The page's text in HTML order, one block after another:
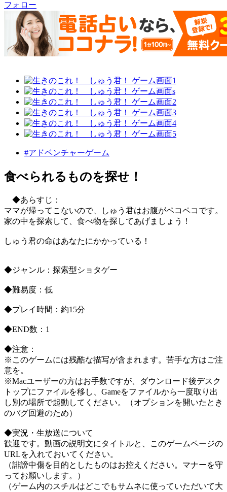
フォロー
#アドベンチャーゲーム
食べられるものを探せ！
◆あらすじ：
ママが帰ってこないので、しゅう君はお腹がペコペコです。
家の中を探索して、食べ物を探してあげましょう！
しゅう君の命はあなたにかかっている！
◆ジャンル：探索型ショタゲー
◆難易度：低
◆プレイ時間：約15分
◆END数：1
◆注意：
※このゲームには残酷な描写が含まれます。苦手な方はご注
意を。
※Macユーザーの方はお手数ですが、ダウンロード後デスク
トップにファイルを移し、Gameをファイルから一度取り出
し別の場所で起動してください。（オプションを開いたとき
のバグ回避のため）
◆実況・生放送について
歓迎です。動画の説明文にタイトルと、このゲームページの
URLを入れておいてください。
（誹謗中傷を目的としたものはお控えください。マナーを守
ってお願いします。）
（ゲーム内のスチルはどこでもサムネに使っていただいて大